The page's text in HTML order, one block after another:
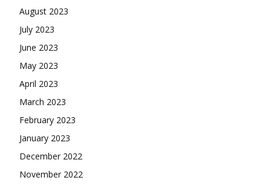
August 2023
July 2023
June 2023
May 2023
April 2023
March 2023
February 2023
January 2023
December 2022
November 2022